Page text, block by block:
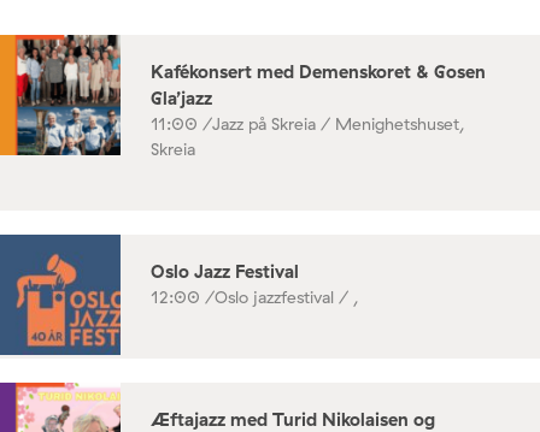
Kafékonsert med Demenskoret & Gosen
Gla’jazz
11:00 /Jazz på Skreia / Menighetshuset,
Skreia
Oslo Jazz Festival
12:00 /Oslo jazzfestival / ,
Æftajazz med Turid Nikolaisen og